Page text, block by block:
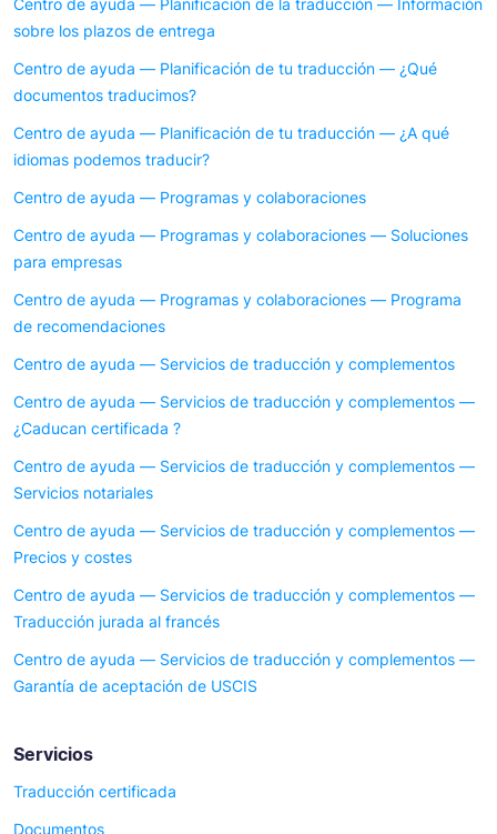
Centro de ayuda — Planificación de la traducción — Información
sobre los plazos de entrega
Centro de ayuda — Planificación de tu traducción — ¿Qué
documentos traducimos?
Centro de ayuda — Planificación de tu traducción — ¿A qué
idiomas podemos traducir?
Centro de ayuda — Programas y colaboraciones
Centro de ayuda — Programas y colaboraciones — Soluciones
para empresas
Centro de ayuda — Programas y colaboraciones — Programa
de recomendaciones
Centro de ayuda — Servicios de traducción y complementos
Centro de ayuda — Servicios de traducción y complementos —
¿Caducan certificada ?
Centro de ayuda — Servicios de traducción y complementos —
Servicios notariales
Centro de ayuda — Servicios de traducción y complementos —
Precios y costes
Centro de ayuda — Servicios de traducción y complementos —
Traducción jurada al francés
Centro de ayuda — Servicios de traducción y complementos —
Garantía de aceptación de USCIS
Servicios
Traducción certificada
Documentos